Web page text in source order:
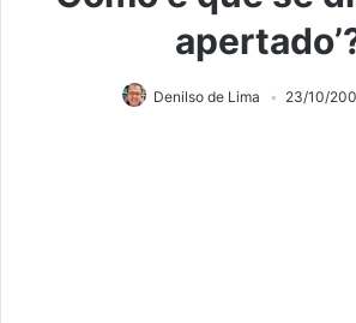
Denilso de Lima 23/10/